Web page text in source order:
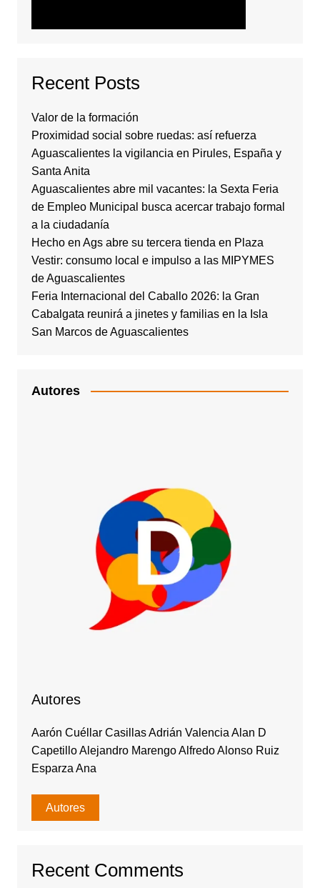
Recent Posts
Valor de la formación
Proximidad social sobre ruedas: así refuerza
Aguascalientes la vigilancia en Pirules, España y
Santa Anita
Aguascalientes abre mil vacantes: la Sexta Feria
de Empleo Municipal busca acercar trabajo formal
a la ciudadanía
Hecho en Ags abre su tercera tienda en Plaza
Vestir: consumo local e impulso a las MIPYMES
de Aguascalientes
Feria Internacional del Caballo 2026: la Gran
Cabalgata reunirá a jinetes y familias en la Isla
San Marcos de Aguascalientes
Autores
Autores
Aarón Cuéllar Casillas Adrián Valencia Alan D
Capetillo Alejandro Marengo Alfredo Alonso Ruiz
Esparza Ana
Autores
Recent Comments